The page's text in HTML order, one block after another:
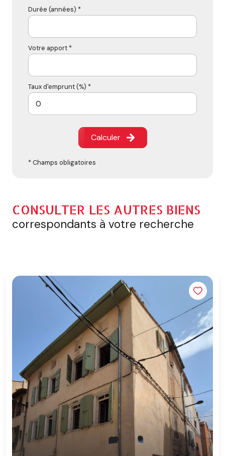
Durée (années) *
Votre apport *
Taux d'emprunt (%) *
Calculer
* Champs obligatoires
CONSULTER LES AUTRES BIENS
correspondants à votre recherche